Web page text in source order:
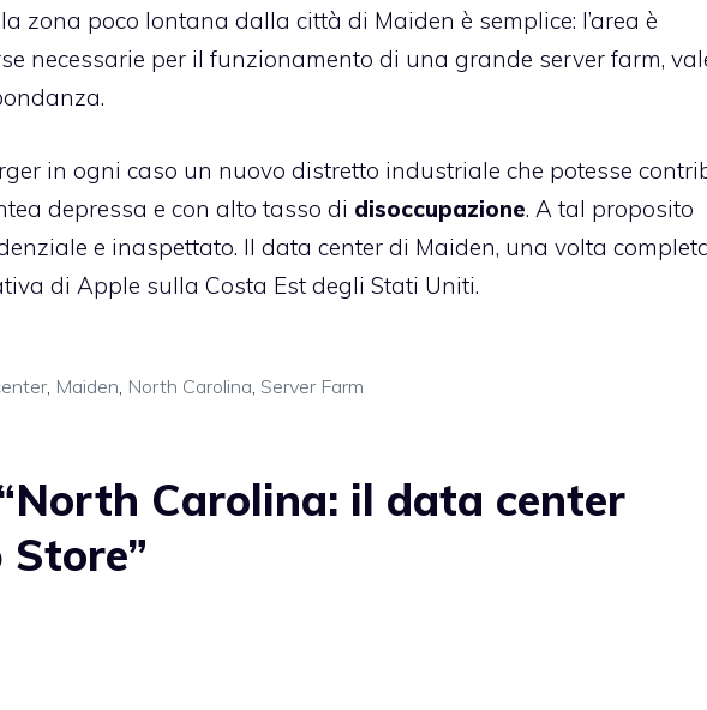
zona poco lontana dalla città di Maiden è semplice: l’area è
necessarie per il funzionamento di una grande server farm,
in ogni caso un nuovo distretto industriale che potesse
depressa e con alto tasso di disoccupazione. A tal proposito
e inaspettato. Il data center di Maiden, una volta
di Apple sulla Costa Est degli Stati Uniti.
, Maiden, North Carolina, Server Farm
Carolina: il data center